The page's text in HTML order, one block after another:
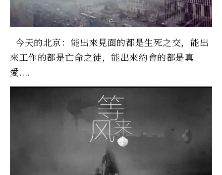
今天的北京：能出來見面的都是生死之交，能出
來工作的都是亡命之徒，能出來約會的都是真
愛....